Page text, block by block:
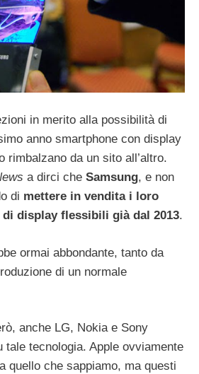
in merito alla possibilità di
anno smartphone con display
rimbalzano da un sito all’altro.
a dirci che Samsung, e non
di mettere in vendita i loro
display flessibili già dal 2013.
ormai abbondante, tanto da
di un normale
anche LG, Nokia e Sony
tale tecnologia. Apple ovviamente
quello che sappiamo, ma questi